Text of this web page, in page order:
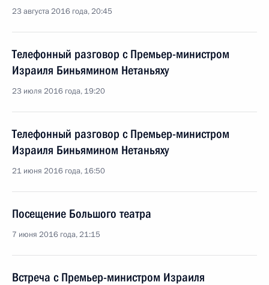
23 августа 2016 года, 20:45
Телефонный разговор с Премьер-министром
Израиля Биньямином Нетаньяху
23 июля 2016 года, 19:20
Телефонный разговор с Премьер-министром
Израиля Биньямином Нетаньяху
21 июня 2016 года, 16:50
Посещение Большого театра
7 июня 2016 года, 21:15
Встреча с Премьер-министром Израиля